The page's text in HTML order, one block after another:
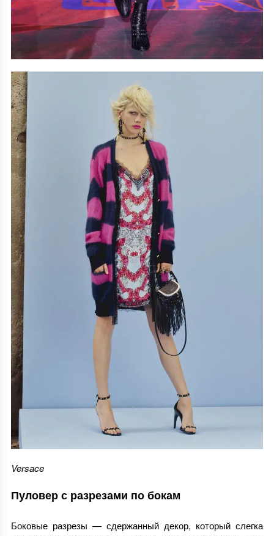
Versace
Пуловер с разрезами по бокам
Боковые разрезы — сдержанный декор, который слегка